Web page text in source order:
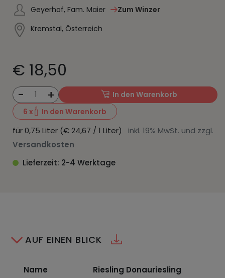
Geyerhof, Fam. Maier
Zum Winzer
Kremstal, Österreich
€ 18,50
- 1 +
In den Warenkorb
6 x In den Warenkorb
für 0,75 Liter (€ 24,67 / 1 Liter) inkl. 19% MwSt. und zzgl.
Versandkosten
Lieferzeit: 2-4 Werktage
AUF EINEN BLICK
Name
Riesling Donauriesling